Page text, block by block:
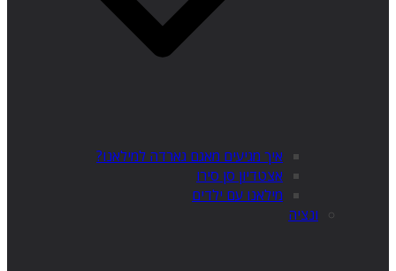
איך מגיעים מאגם גארדה למילאנו?
אצטדיון סן סירו
מילאנו עם ילדים
ונציה